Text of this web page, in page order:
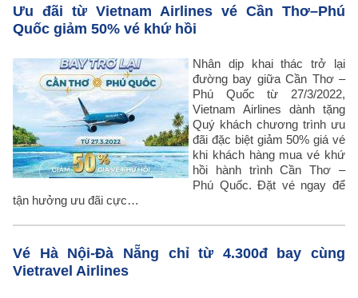
Ưu đãi từ Vietnam Airlines vé Cần Thơ–Phú
Quốc giảm 50% vé khứ hồi
Nhân dịp khai thác trở lại
đường bay giữa Cần Thơ –
Phú Quốc từ 27/3/2022,
Vietnam Airlines dành tặng
Quý khách chương trình ưu
đãi đặc biệt giảm 50% giá vé
khi khách hàng mua vé khứ
hồi hành trình Cần Thơ –
Phú Quốc. Đặt vé ngay để
tận hưởng ưu đãi cực…
Vé Hà Nội-Đà Nẵng chỉ từ 4.300đ bay cùng
Vietravel Airlines